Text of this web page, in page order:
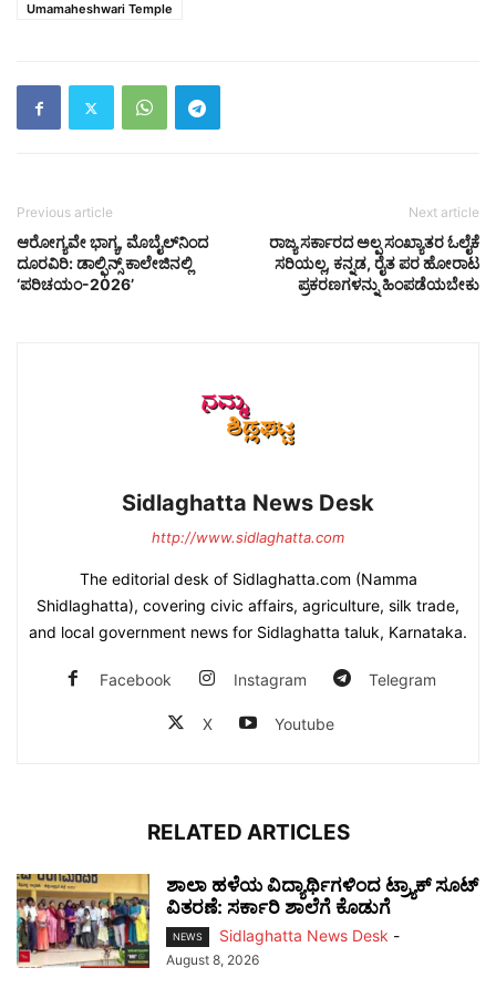
Umamaheshwari Temple
Previous article
ಆರೋಗ್ಯವೇ ಭಾಗ್ಯ, ಮೊಬೈಲ್‌ನಿಂದ
ದೂರವಿರಿ: ಡಾಲ್ಫಿನ್ಸ್ ಕಾಲೇಜಿನಲ್ಲಿ
‘ಪರಿಚಯಂ-2026’
Next article
ರಾಜ್ಯ ಸರ್ಕಾರದ ಅಲ್ಪ ಸಂಖ್ಯಾತರ ಓಲೈಕೆ
ಸರಿಯಲ್ಲ, ಕನ್ನಡ, ರೈತ ಪರ ಹೋರಾಟ
ಪ್ರಕರಣಗಳನ್ನು ಹಿಂಪಡೆಯಬೇಕು
Sidlaghatta News Desk
http://www.sidlaghatta.com
The editorial desk of Sidlaghatta.com (Namma
Shidlaghatta), covering civic affairs, agriculture, silk trade,
and local government news for Sidlaghatta taluk, Karnataka.
Facebook Instagram Telegram
X Youtube
RELATED ARTICLES
ಶಾಲಾ ಹಳೆಯ ವಿದ್ಯಾರ್ಥಿಗಳಿಂದ ಟ್ರ್ಯಾಕ್‌ ಸೂಟ್
ವಿತರಣೆ: ಸರ್ಕಾರಿ ಶಾಲೆಗೆ ಕೊಡುಗೆ
NEWS Sidlaghatta News Desk -
August 8, 2026